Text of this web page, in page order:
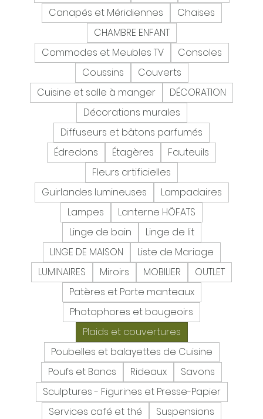
Canapés et Méridiennes
Chaises
CHAMBRE ENFANT
Commodes et Meubles TV
Consoles
Coussins
Couverts
Cuisine et salle à manger
DÉCORATION
Décorations murales
Diffuseurs et bâtons parfumés
Édredons
Étagères
Fauteuils
Fleurs artificielles
Guirlandes lumineuses
Lampadaires
Lampes
Lanterne HÖFATS
Linge de bain
Linge de lit
LINGE DE MAISON
Liste de Mariage
LUMINAIRES
Miroirs MOBILIER
OUTLET
Patères et Porte manteaux
Photophores et bougeoirs
Plaids et couvertures
Poubelles et balayettes de Cuisine
Poufs et Bancs
Rideaux
Savons
Sculptures - Figurines et Presse-Papier
Services café et thé
Suspensions